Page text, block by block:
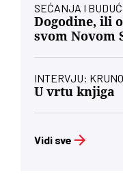
SEĆANJA I
Dogodine, ili
svom Novom
INTERVJU:
U vrtu knjiga
Vidi sve